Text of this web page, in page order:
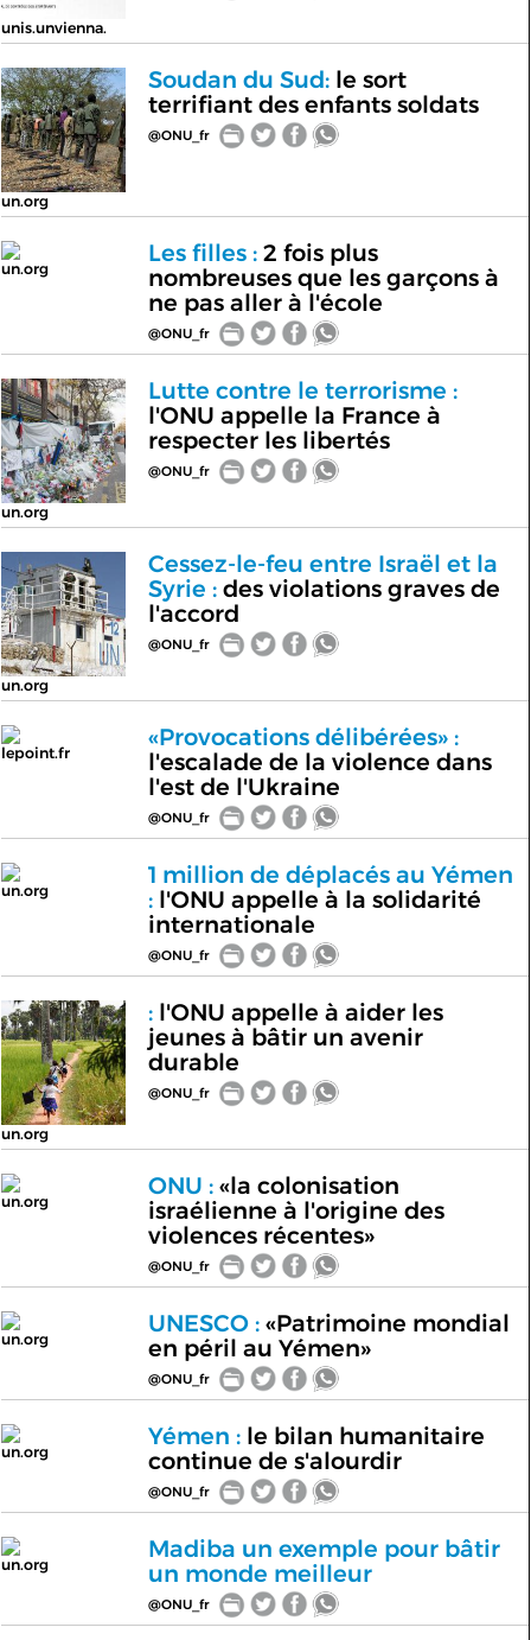
unis.unvienna.
un.org
Soudan du Sud:le sort
terrifiant des enfants soldats
@ONU_fr
un.org
Les filles :2 fois plus
nombreuses que les garçons à
ne pas aller à l'école
@ONU_fr
un.org
Lutte contre le terrorisme :
l'ONU appelle la France à
respecter les libertés
@ONU_fr
un.org
Cessez-le-feu entre Israël et la
Syrie :des violations graves de
l'accord
@ONU_fr
lepoint.fr
«Provocations délibérées» :
l'escalade de la violence dans
l'est de l'Ukraine
@ONU_fr
un.org
1 million de déplacés au Yémen
:l'ONU appelle à la solidarité
internationale
@ONU_fr
un.org
:l'ONU appelle à aider les
jeunes à bâtir un avenir
durable
@ONU_fr
un.org
ONU :«la colonisation
israélienne à l'origine des
violences récentes»
@ONU_fr
un.org
UNESCO :«Patrimoine mondial
en péril au Yémen»
@ONU_fr
un.org
Yémen :le bilan humanitaire
continue de s'alourdir
@ONU_fr
un.org
Madiba un exemple pour bâtir
un monde meilleur
@ONU_fr